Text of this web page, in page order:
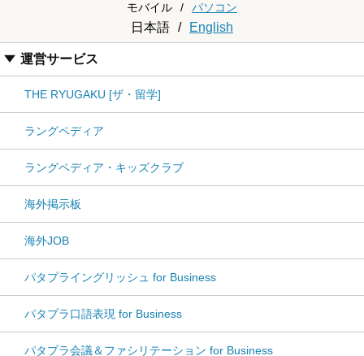
モバイル / パソコン
日本語 / English
運営サービス
THE RYUGAKU [ザ・留学]
ラングペディア
ラングペディア・キッズクラブ
海外掲示板
海外JOB
パタプライングリッシュ for Business
パタプラ口語表現 for Business
パタプラ会議＆ファシリテーション for Business